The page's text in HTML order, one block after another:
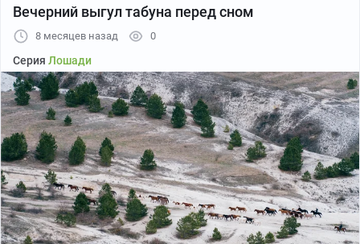
Вечерний выгул табуна перед сном
8 месяцев назад 0
Серия Лошади